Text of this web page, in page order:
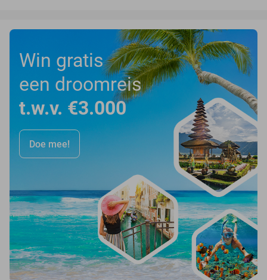
Win gratis
een droomreis
t.w.v. €3.000
Doe mee!